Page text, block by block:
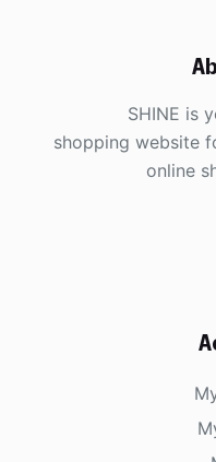
SHINE is
shopping website
online